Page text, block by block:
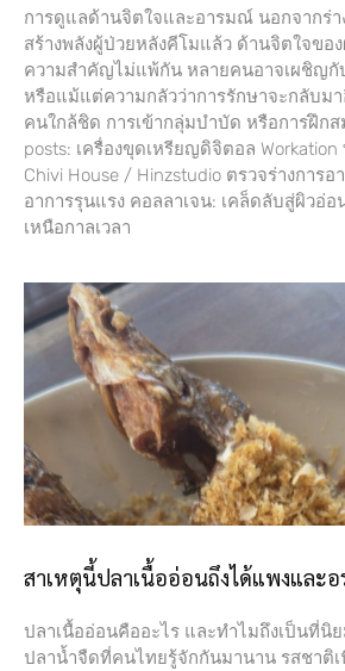
การดูแลด้านจิตใจและอารมณ์ นอกจากร่า
สร้างพลังผู้ป่วยหลังคีโมแล้ว ด้านจิตใจขอ
ความสำคัญไม่แพ้กัน หลายคนอาจเผชิญกั
หรือแม้แต่ความกลัวว่าการรักษาจะกลับม
คนใกล้ชิด การเข้ากลุ่มบำบัด หรือการฝึกส
posts: เครื่องขุดเหรียญดิจิตอล Workation
Chivi House / Hinzstudio ตรวจร่างการ
อาการรุนแรง คอลลาเจน: เคล็ดลับสู่ผิวอ่อ
เหนือกาลเวลา
สาเหตุนี้ปลาเนื้ออ่อนถึงได้แพงและอ
ปลาเนื้ออ่อนคืออะไร และทำไมถึงเป็นที่นิ
ปลาน้ำจืดที่คนไทยรู้จักกันมานาน รสชาติ